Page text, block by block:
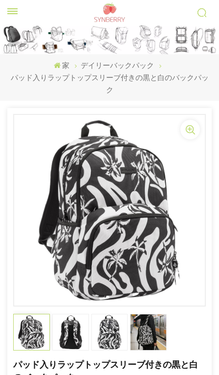
家
デイリーバックパック
パッド入りラップトップスリーブ付きの黒と白のバックパッ
ク
パッド入りラップトップスリーブ付きの黒と白